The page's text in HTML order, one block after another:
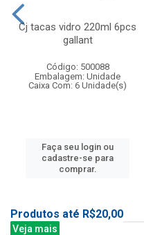
Cj tacas vidro 220ml 6pcs
gallant
Código: 500088
Embalagem: Unidade
Caixa Com: 6 Unidade(s)
Faça seu login ou
cadastre-se para
comprar.
Produtos até R$20,00
Veja mais